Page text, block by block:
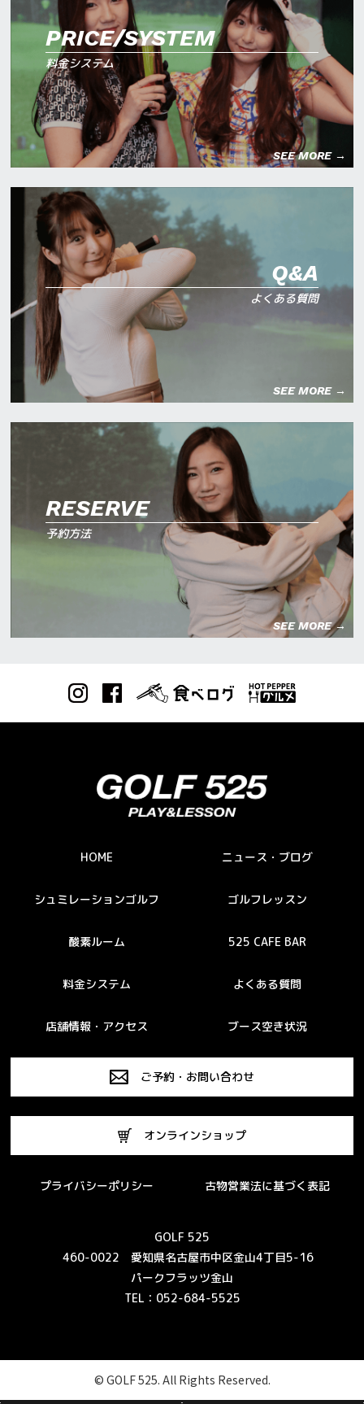
PRICE/SYSTEM
料金システム
SEE MORE →
Q&A
よくある質問
SEE MORE →
RESERVE
予約方法
SEE MORE →
HOME ニュース・ブログ
シュミレーションゴルフ ゴルフレッスン
酸素ルーム 525 CAFE BAR
料金システム よくある質問
店舗情報・アクセス ブース空き状況
ご予約・お問い合わせ
オンラインショップ
プライバシーポリシー 古物営業法に基づく表記
GOLF 525
460-0022 愛知県名古屋市中区金山4丁目5-16
パークフラッツ金山
TEL：052-684-5525
© GOLF 525. All Rights Reserved.